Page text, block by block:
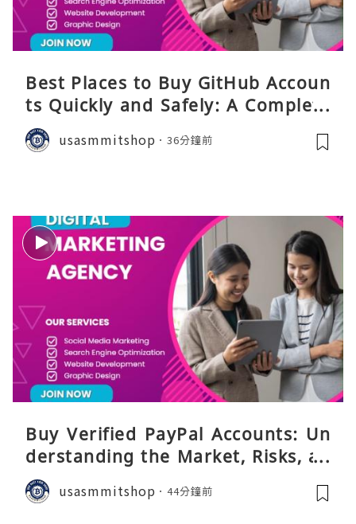
Best Places to Buy GitHub Accoun
ts Quickly and Safely: A Complete
Guide
usasmmitshop 36分鐘前
Buy Verified PayPal Accounts: Un
derstanding the Market, Risks, an
d Safer Alternatives
usasmmitshop 44分鐘前